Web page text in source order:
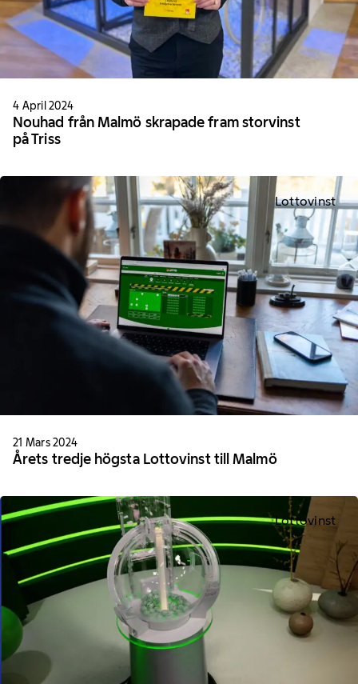
4 April 2024
Nouhad från Malmö skrapade fram storvinst
på Triss
Lottovinst
21 Mars 2024
Årets tredje högsta Lottovinst till Malmö
Lottovinst